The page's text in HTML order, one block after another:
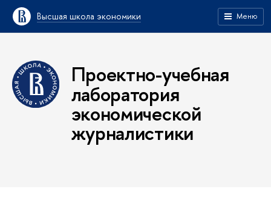
Высшая школа экономики Меню
Проектно-учебная
лаборатория
экономической
журналистики